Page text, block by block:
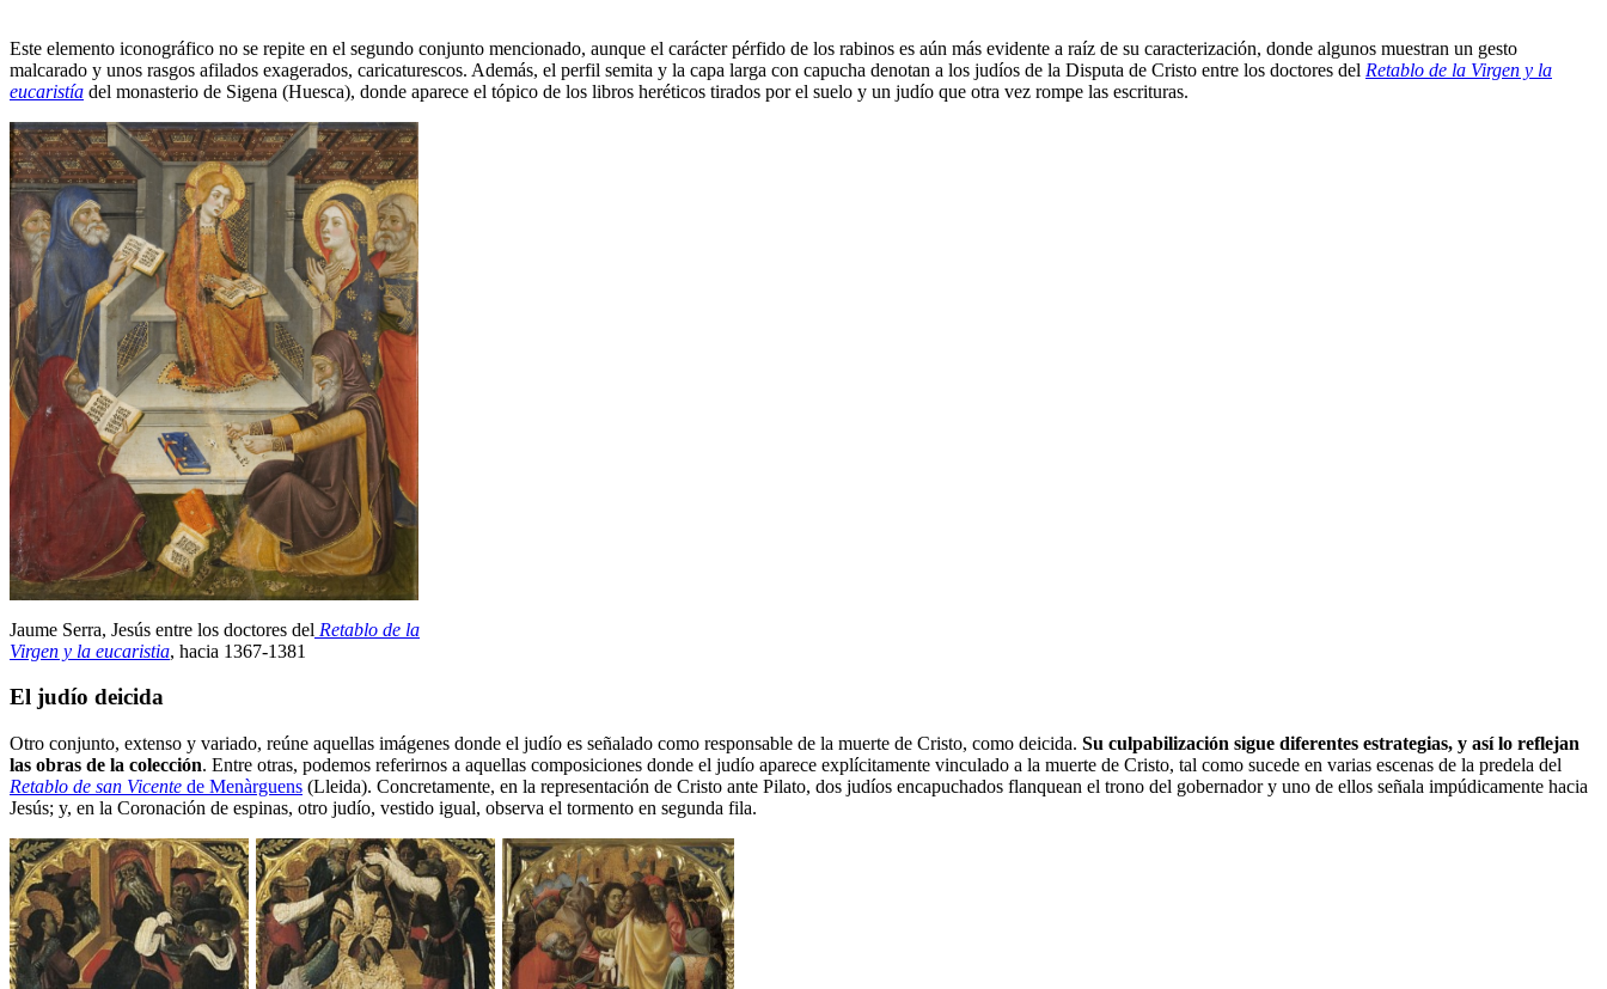
Este elemento iconográfico no se repite en el segundo conjunto mencionado, aunque el carácter pérfido de los rabinos es aún más evidente a raíz de su caracterización, donde algunos muestran un gesto
malcarado y unos rasgos afilados exagerados, caricaturescos. Además, el perfil semita y la capa larga con capucha denotan a los judíos de la Disputa de Cristo entre los doctores del Retablo de la Virgen y la
eucaristía del monasterio de Sigena (Huesca), donde aparece el tópico de los libros heréticos tirados por el suelo y un judío que otra vez rompe las escrituras.
Jaume Serra, Jesús entre los doctores del Retablo de la
Virgen y la eucaristia, hacia 1367-1381
El judío deicida
Otro conjunto, extenso y variado, reúne aquellas imágenes donde el judío es señalado como responsable de la muerte de Cristo, como deicida. Su culpabilización sigue diferentes estrategias, y así lo reflejan
las obras de la colección. Entre otras, podemos referirnos a aquellas composiciones donde el judío aparece explícitamente vinculado a la muerte de Cristo, tal como sucede en varias escenas de la predela del
Retablo de san Vicente de Menàrguens (Lleida). Concretamente, en la representación de Cristo ante Pilato, dos judíos encapuchados flanquean el trono del gobernador y uno de ellos señala impúdicamente hacia
Jesús; y, en la Coronación de espinas, otro judío, vestido igual, observa el tormento en segunda fila.